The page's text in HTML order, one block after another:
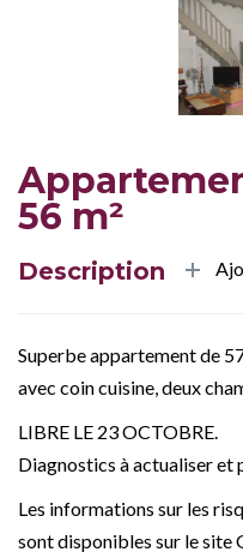
56 m²
Description
Superbe appartement de
avec coin cuisine, deux
LIBRE LE 23 OCTOBRE.
Diagnostics à actualiser et
Les informations sur les
sont disponibles sur le site